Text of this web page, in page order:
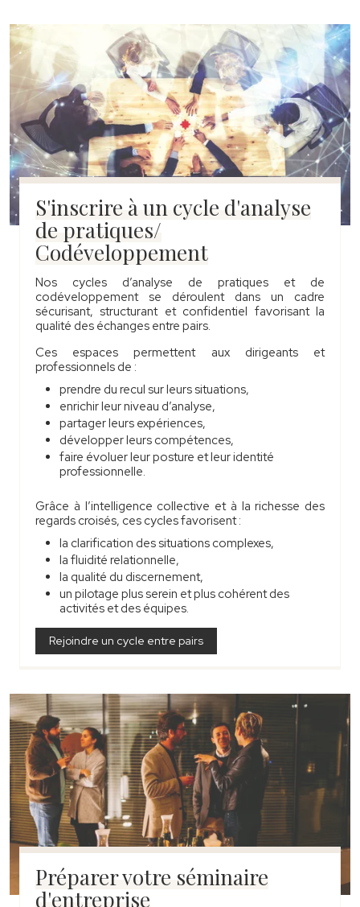
S'inscrire à un cycle d'analyse
de pratiques/
Codéveloppement
Nos cycles d’analyse de pratiques et de
codéveloppement se déroulent dans un cadre
sécurisant, structurant et confidentiel favorisant la
qualité des échanges entre pairs.
Ces espaces permettent aux dirigeants et
professionnels de :
prendre du recul sur leurs situations,
enrichir leur niveau d’analyse,
partager leurs expériences,
développer leurs compétences,
faire évoluer leur posture et leur identité
professionnelle.
Grâce à l’intelligence collective et à la richesse des
regards croisés, ces cycles favorisent :
la clarification des situations complexes,
la fluidité relationnelle,
la qualité du discernement,
un pilotage plus serein et plus cohérent des
activités et des équipes.
Rejoindre un cycle entre pairs
Préparer votre séminaire
d'entreprise